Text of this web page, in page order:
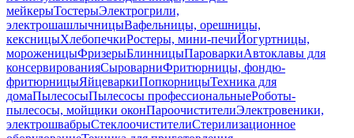
мейкерыТостерыЭлектрогрили,
электрошашлычницыВафельницы, орешницы,
кексницыХлебопечкиРостеры, мини-печиЙогуртницы,
мороженицыФризерыБлинницыПароваркиАвтоклавы для
консервированияСыроварниФритюрницы, фондю-
фритюрницыЯйцеваркиПопкорницыТехника для
домаПылесосыПылесосы профессиональныеРоботы-
пылесосы, мойщики оконПароочистителиЭлектровеники,
электрошвабрыСтеклоочистителиСтерилизационное